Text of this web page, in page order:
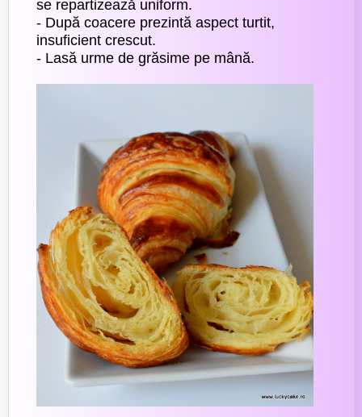
se repartizează uniform.
- După coacere prezintă aspect turtit,
insuficient crescut.
- Lasă urme de grăsime pe mână.